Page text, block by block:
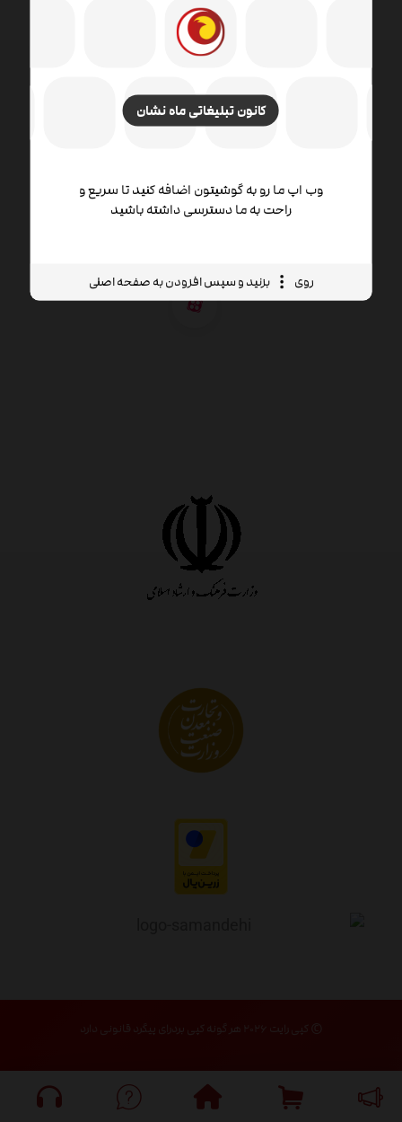
کانون تبلیغاتی ماه نشان
وب اپ ما رو به گوشیتون اضافه کنید تا سریع و
راحت به ما دسترسی داشته باشید
روی بزنید و سپس افزودن به صفحه اصلی
طراحی وب شامل مهارت ها و رشته های مختلفی در زمینه
نویسندگی از جمله کد استاندارد و نرم افزار اختصاصی ،
طراحی تجربه کاربر است.
© کپی رایت ۲۰۲۶ هر گونه کپی بردرای پیگرد قانونی دارد